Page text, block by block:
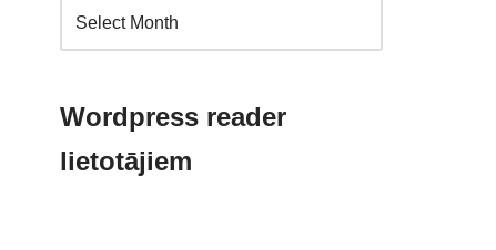
Wordpress reader
lietotājiem